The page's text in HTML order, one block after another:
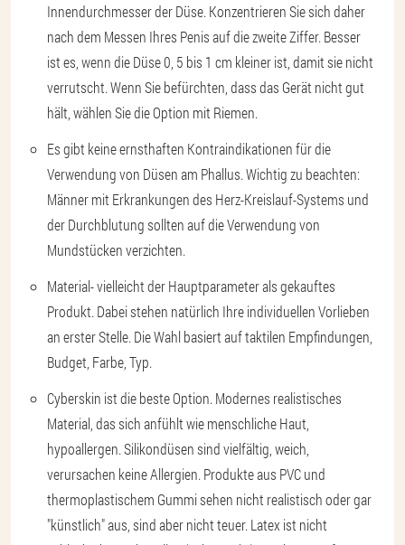
Innendurchmesser der Düse. Konzentrieren Sie sich daher
nach dem Messen Ihres Penis auf die zweite Ziffer. Besser
ist es, wenn die Düse 0, 5 bis 1 cm kleiner ist, damit sie nicht
verrutscht. Wenn Sie befürchten, dass das Gerät nicht gut
hält, wählen Sie die Option mit Riemen.
Es gibt keine ernsthaften Kontraindikationen für die
Verwendung von Düsen am Phallus. Wichtig zu beachten:
Männer mit Erkrankungen des Herz-Kreislauf-Systems und
der Durchblutung sollten auf die Verwendung von
Mundstücken verzichten.
Material- vielleicht der Hauptparameter als gekauftes
Produkt. Dabei stehen natürlich Ihre individuellen Vorlieben
an erster Stelle. Die Wahl basiert auf taktilen Empfindungen,
Budget, Farbe, Typ.
Cyberskin ist die beste Option. Modernes realistisches
Material, das sich anfühlt wie menschliche Haut,
hypoallergen. Silikondüsen sind vielfältig, weich,
verursachen keine Allergien. Produkte aus PVC und
thermoplastischem Gummi sehen nicht realistisch oder gar
"künstlich" aus, sind aber nicht teuer. Latex ist nicht